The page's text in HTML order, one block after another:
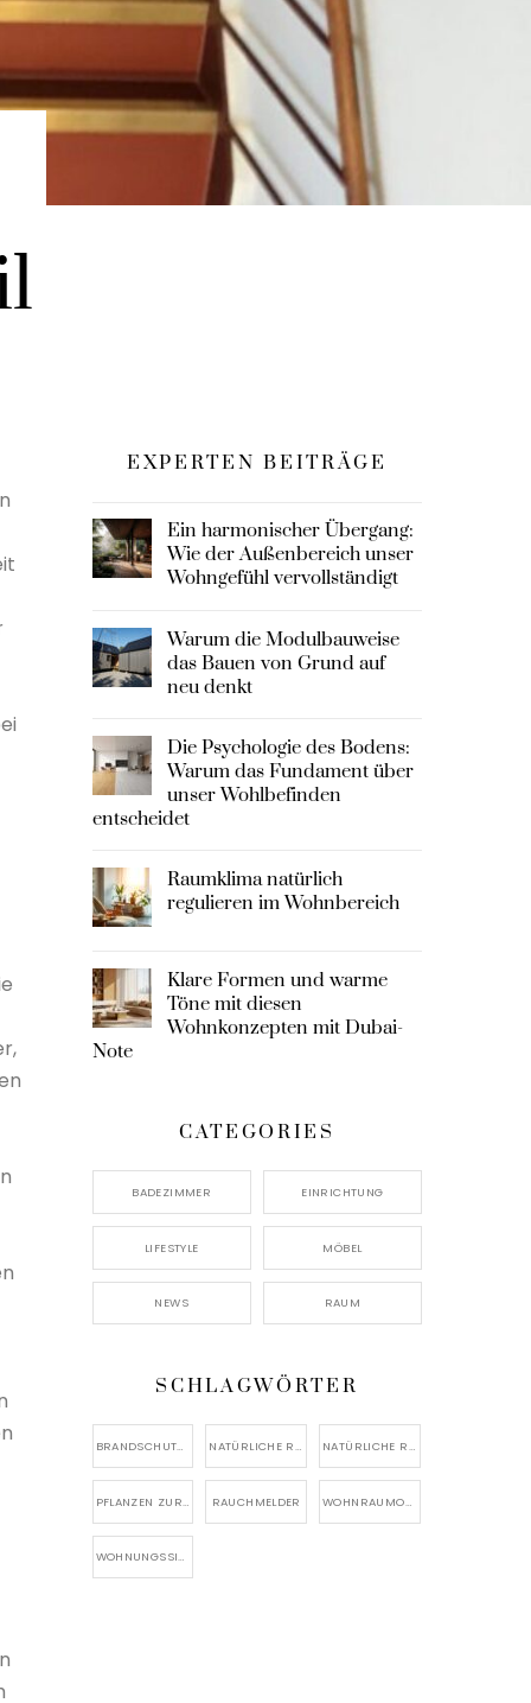
EXPERTEN BEITRÄGE
Ein harmonischer Übergang:
Wie der Außenbereich unser
Wohngefühl vervollständigt
Warum die Modulbauweise
das Bauen von Grund auf
neu denkt
Die Psychologie des Bodens:
Warum das Fundament über
unser Wohlbefinden
entscheidet
Raumklima natürlich
regulieren im Wohnbereich
Klare Formen und warme
Töne mit diesen
Wohnkonzepten mit Dubai-
Note
CATEGORIES
BADEZIMMER EINRICHTUNG
LIFESTYLE MÖBEL
NEWS RAUM
SCHLAGWÖRTER
BRANDSCHUTZBESTIMMUNGEN NATÜRLICHE RAUMKLIMA-REGULIERUNG NATÜRLICHE RAUMLUFTVERBESSERUNG
PFLANZEN ZUR LUFTREINIGUNG RAUCHMELDER WOHNRAUMOPTIMIERUNG
WOHNUNGSSICHERHEIT